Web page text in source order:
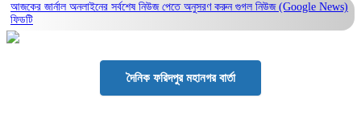
আজকের জার্নাল অনলাইনের সর্বশেষ নিউজ পেতে অনুসরণ করুন গুগল নিউজ (Google News)
ফিডটি
দৈনিক ফরিদপুর মহানগর বার্তা